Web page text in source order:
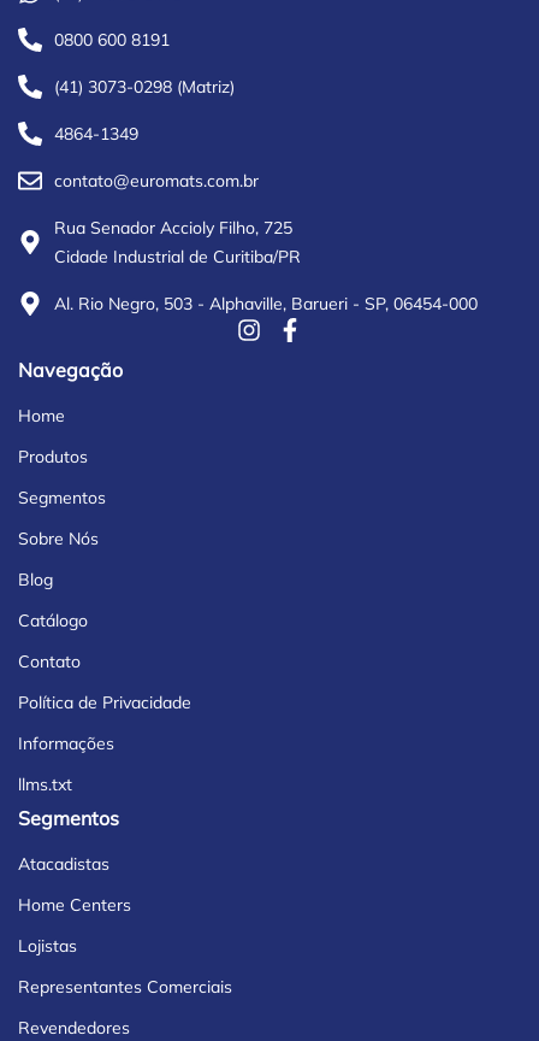
0800 600 8191
(41) 3073-0298 (Matriz)
4864-1349
contato@euromats.com.br
Rua Senador Accioly Filho, 725
Cidade Industrial de Curitiba/PR
Al. Rio Negro, 503 - Alphaville, Barueri - SP, 06454-000
Navegação
Home
Produtos
Segmentos
Sobre Nós
Blog
Catálogo
Contato
Política de Privacidade
Informações
llms.txt
Segmentos
Atacadistas
Home Centers
Lojistas
Representantes Comerciais
Revendedores